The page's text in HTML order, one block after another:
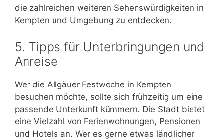
die zahlreichen weiteren Sehenswürdigkeiten in
Kempten und Umgebung zu entdecken.
5. Tipps für Unterbringungen und
Anreise
Wer die Allgäuer Festwoche in Kempten
besuchen möchte, sollte sich frühzeitig um eine
passende Unterkunft kümmern. Die Stadt bietet
eine Vielzahl von Ferienwohnungen, Pensionen
und Hotels an. Wer es gerne etwas ländlicher